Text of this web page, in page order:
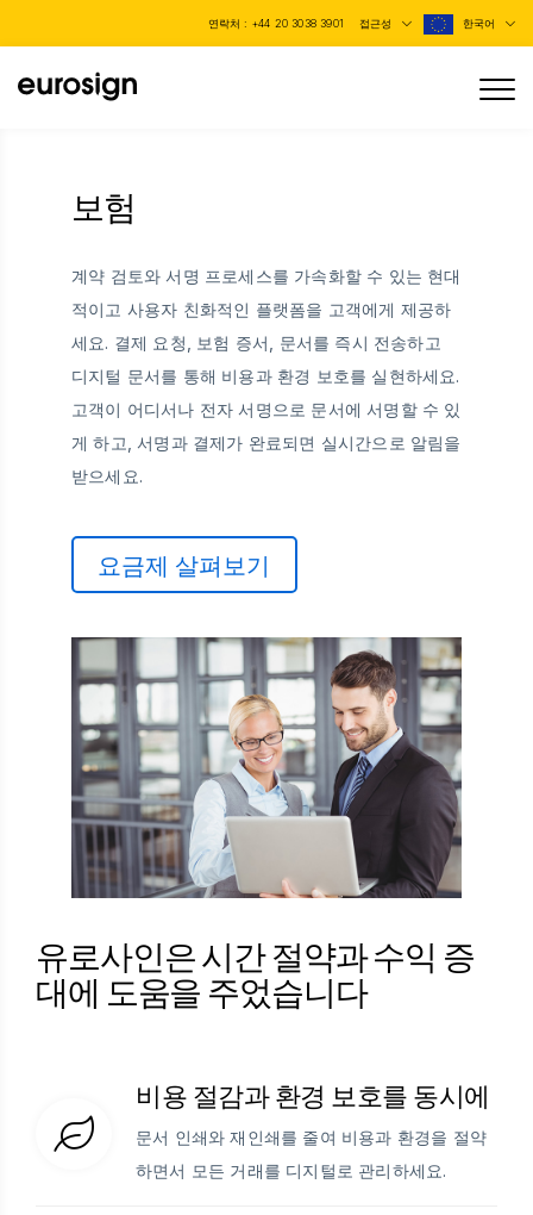
연락처 : +44 20 3038 3901 접근성 한국어
보험
계약 검토와 서명 프로세스를 가속화할 수 있는 현대
적이고 사용자 친화적인 플랫폼을 고객에게 제공하
세요. 결제 요청, 보험 증서, 문서를 즉시 전송하고
디지털 문서를 통해 비용과 환경 보호를 실현하세요.
고객이 어디서나 전자 서명으로 문서에 서명할 수 있
게 하고, 서명과 결제가 완료되면 실시간으로 알림을
받으세요.
요금제 살펴보기
유로사인은 시간 절약과 수익 증
대에 도움을 주었습니다
비용 절감과 환경 보호를 동시에
문서 인쇄와 재인쇄를 줄여 비용과 환경을 절약
하면서 모든 거래를 디지털로 관리하세요.